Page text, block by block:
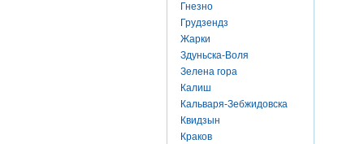
Гнезно
Грудзендз
Жарки
Здуньска-Воля
Зелена гора
Калиш
Кальваря-Зебжидовска
Квидзын
Краков